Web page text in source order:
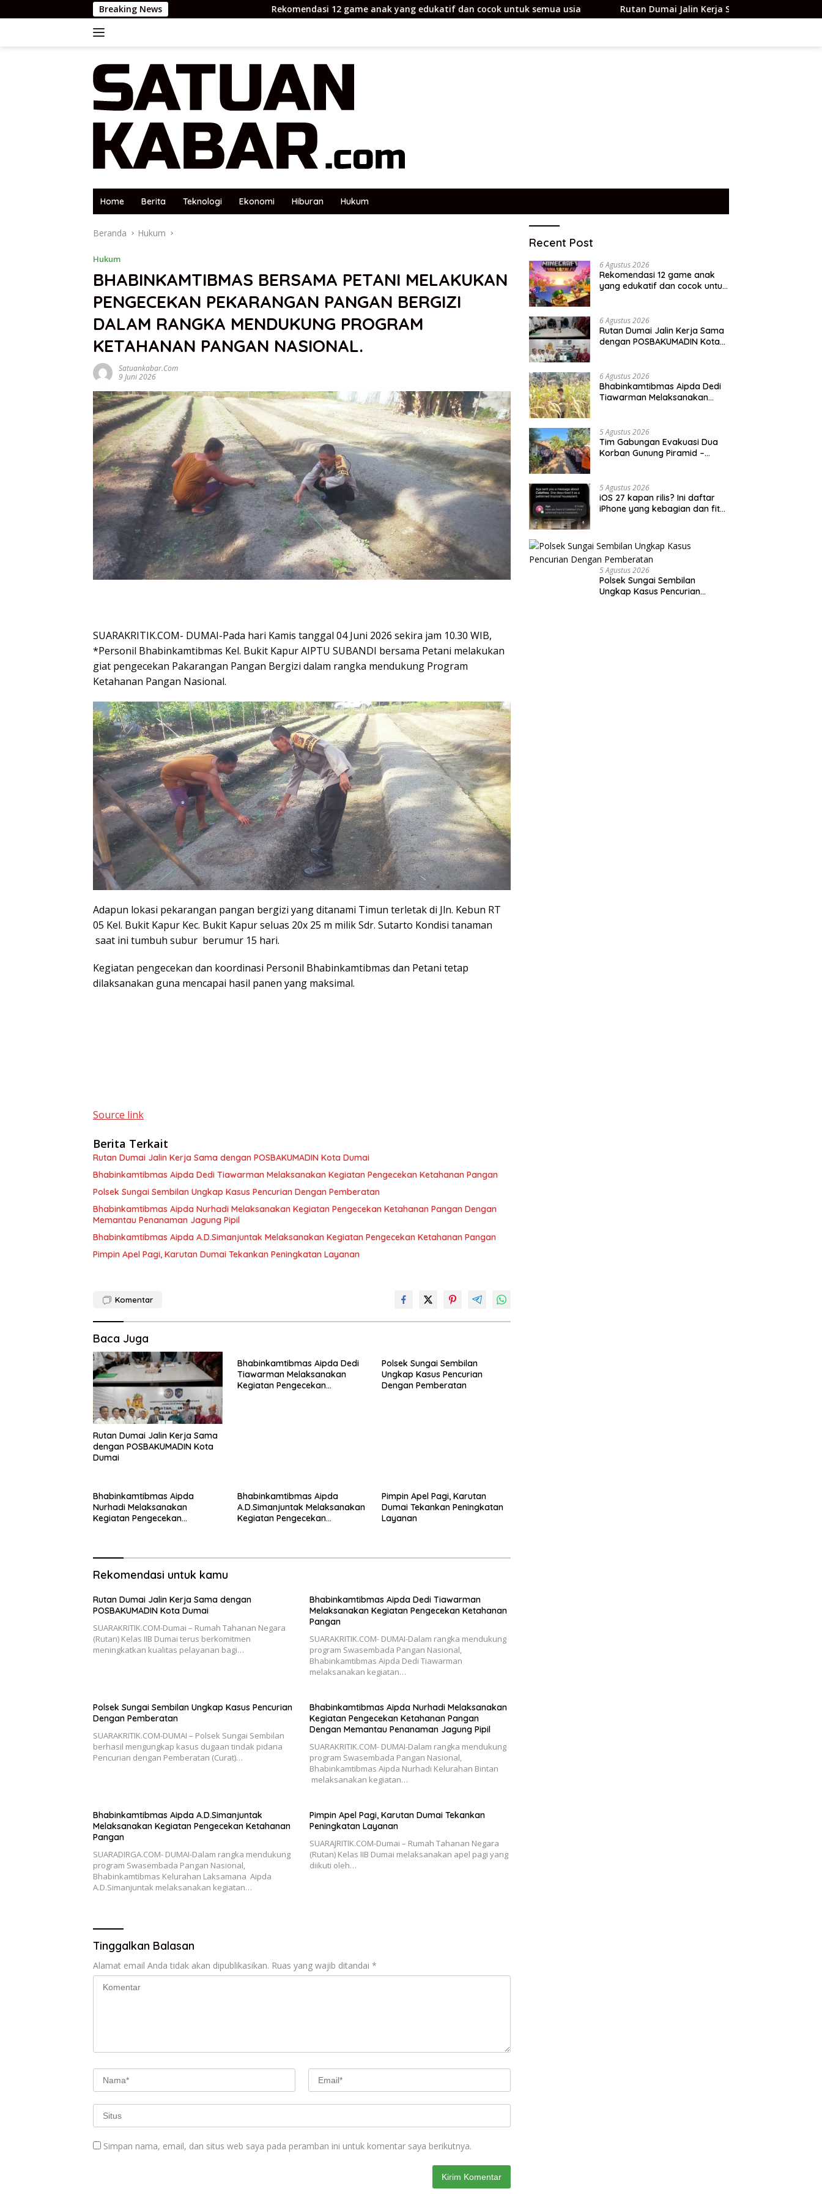
ke
Breaking News Rekomendasi 12 game anak yang edukatif dan cocok untuk semua usia Rutan Dumai Jalin Kerja Sama dengan POSBAKUMADIN Kota
Home Berita Teknologi Ekonomi Hiburan Hukum
Beranda Hukum
Hukum
BHABINKAMTIBMAS BERSAMA PETANI MELAKUKAN
PENGECEKAN PEKARANGAN PANGAN BERGIZI
DALAM RANGKA MENDUKUNG PROGRAM
KETAHANAN PANGAN NASIONAL.
Satuankabar.com
9 Juni 2026
SUARAKRITIK.COM- DUMAI-Pada hari Kamis tanggal 04 Juni 2026 sekira jam 10.30 WIB,
*Personil Bhabinkamtibmas Kel. Bukit Kapur AIPTU SUBANDI bersama Petani melakukan
giat pengecekan Pakarangan Pangan Bergizi dalam rangka mendukung Program
Ketahanan Pangan Nasional.
Adapun lokasi pekarangan pangan bergizi yang ditanami Timun terletak di Jln. Kebun RT
05 Kel. Bukit Kapur Kec. Bukit Kapur seluas 20x 25 m milik Sdr. Sutarto Kondisi tanaman
saat ini tumbuh subur berumur 15 hari.
Kegiatan pengecekan dan koordinasi Personil Bhabinkamtibmas dan Petani tetap
dilaksanakan guna mencapai hasil panen yang maksimal.
Source link
Berita Terkait
Rutan Dumai Jalin Kerja Sama dengan POSBAKUMADIN Kota Dumai
Bhabinkamtibmas Aipda Dedi Tiawarman Melaksanakan Kegiatan Pengecekan Ketahanan Pangan
Polsek Sungai Sembilan Ungkap Kasus Pencurian Dengan Pemberatan
Bhabinkamtibmas Aipda Nurhadi Melaksanakan Kegiatan Pengecekan Ketahanan Pangan Dengan
Memantau Penanaman Jagung Pipil
Bhabinkamtibmas Aipda A.D.Simanjuntak Melaksanakan Kegiatan Pengecekan Ketahanan Pangan
Pimpin Apel Pagi, Karutan Dumai Tekankan Peningkatan Layanan
Komentar
Baca Juga
Rutan Dumai Jalin Kerja Sama
dengan POSBAKUMADIN Kota
Dumai
Bhabinkamtibmas Aipda Dedi
Tiawarman Melaksanakan
Kegiatan Pengecekan
Polsek Sungai Sembilan
Ungkap Kasus Pencurian
Dengan Pemberatan
Bhabinkamtibmas Aipda
Nurhadi Melaksanakan
Kegiatan Pengecekan
Bhabinkamtibmas Aipda
A.D.Simanjuntak Melaksanakan
Kegiatan Pengecekan
Pimpin Apel Pagi, Karutan
Dumai Tekankan Peningkatan
Layanan
Rekomendasi untuk kamu
Rutan Dumai Jalin Kerja Sama dengan
POSBAKUMADIN Kota Dumai
SUARAKRITIK.COM-Dumai – Rumah Tahanan Negara
(Rutan) Kelas IIB Dumai terus berkomitmen
meningkatkan kualitas pelayanan bagi…
Bhabinkamtibmas Aipda Dedi Tiawarman
Melaksanakan Kegiatan Pengecekan Ketahanan
Pangan
SUARAKRITIK.COM- DUMAI-Dalam rangka mendukung
program Swasembada Pangan Nasional,
Bhabinkamtibmas Aipda Dedi Tiawarman
melaksanakan kegiatan…
Polsek Sungai Sembilan Ungkap Kasus Pencurian
Dengan Pemberatan
SUARAKRITIK.COM-DUMAI – Polsek Sungai Sembilan
berhasil mengungkap kasus dugaan tindak pidana
Pencurian dengan Pemberatan (Curat)…
Bhabinkamtibmas Aipda Nurhadi Melaksanakan
Kegiatan Pengecekan Ketahanan Pangan
Dengan Memantau Penanaman Jagung Pipil
SUARAKRITIK.COM- DUMAI-Dalam rangka mendukung
program Swasembada Pangan Nasional,
Bhabinkamtibmas Aipda Nurhadi Kelurahan Bintan
melaksanakan kegiatan…
Bhabinkamtibmas Aipda A.D.Simanjuntak
Melaksanakan Kegiatan Pengecekan Ketahanan
Pangan
SUARADIRGA.COM- DUMAI-Dalam rangka mendukung
program Swasembada Pangan Nasional,
Bhabinkamtibmas Kelurahan Laksamana Aipda
A.D.Simanjuntak melaksanakan kegiatan…
Pimpin Apel Pagi, Karutan Dumai Tekankan
Peningkatan Layanan
SUARAJRITIK.COM-Dumai – Rumah Tahanan Negara
(Rutan) Kelas IIB Dumai melaksanakan apel pagi yang
diikuti oleh…
Tinggalkan Balasan
Alamat email Anda tidak akan dipublikasikan. Ruas yang wajib ditandai *
Simpan nama, email, dan situs web saya pada peramban ini untuk komentar saya berikutnya.
Recent Post
6 Agustus 2026
Rekomendasi 12 game anak
yang edukatif dan cocok untuk
6 Agustus 2026
Rutan Dumai Jalin Kerja Sama
dengan POSBAKUMADIN Kota
6 Agustus 2026
Bhabinkamtibmas Aipda Dedi
Tiawarman Melaksanakan
5 Agustus 2026
Tim Gabungan Evakuasi Dua
Korban Gunung Piramid –
5 Agustus 2026
iOS 27 kapan rilis? Ini daftar
iPhone yang kebagian dan fitur
5 Agustus 2026
Polsek Sungai Sembilan
Ungkap Kasus Pencurian